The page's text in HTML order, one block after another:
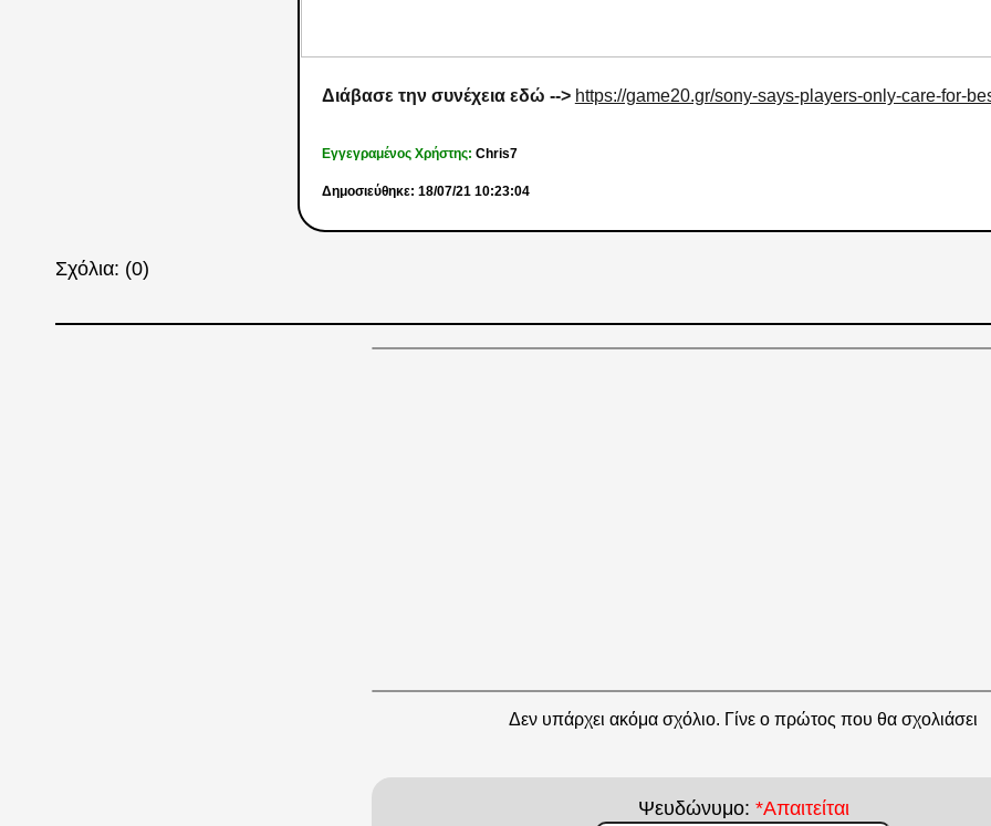
Διάβασε την συνέχεια εδώ --> https://game20.gr/sony-says-players-only-care-for-
Εγγεγραμένος Χρήστης: Chris7
Δημοσιεύθηκε: 18/07/21 10:23:04
Σχόλια: (0)
Δεν υπάρχει ακόμα σχόλιο. Γίνε ο πρώτος που θα σχολιάσει
Ψευδώνυμο: *Απαιτείται